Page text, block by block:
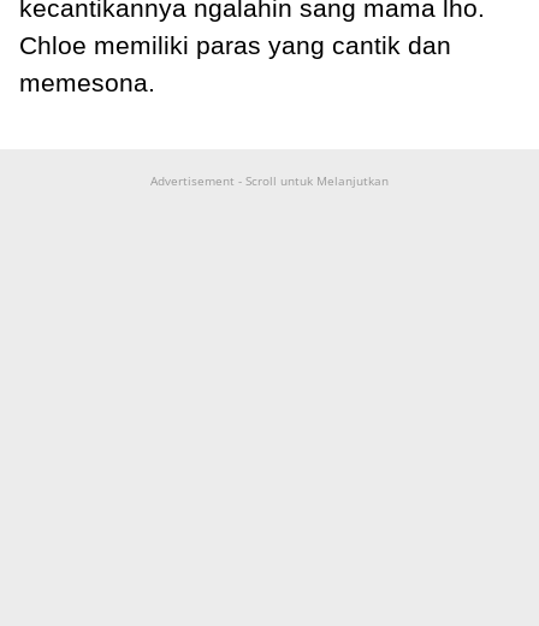
kecantikannya ngalahin sang mama lho.
Chloe memiliki paras yang cantik dan
memesona.
Advertisement - Scroll untuk Melanjutkan